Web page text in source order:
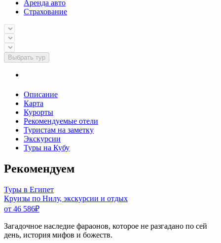
Аренда авто
Страхование
Выбрать тур
Описание
Карта
Курорты
Рекомендуемые отели
Туристам на заметку
Экскурсии
Туры на Кубу
Рекомендуем
Туры в Египет
Круизы по Нилу, экскурсии и отдых
от 46 586₽
Загадочное наследие фараонов, которое не разгадано по сей
день, история мифов и божеств.